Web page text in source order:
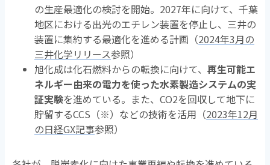
の生産最適化の検討を開始。2027年に向けて、千葉
地区における出光のエチレン装置を停止し、三井の
装置に集約する最適化を進める計画（2024年3月の
三井化学リリース参照）
旭化成は化石燃料からの転換に向けて、 再生可能エ
ネルギー由来の電力を使った水素製造システムの実
証実験を進めている。また、CO2を回収して地下に
貯留するCCS（※）などの技術を活用（2023年12月
の日経GX記事参照）